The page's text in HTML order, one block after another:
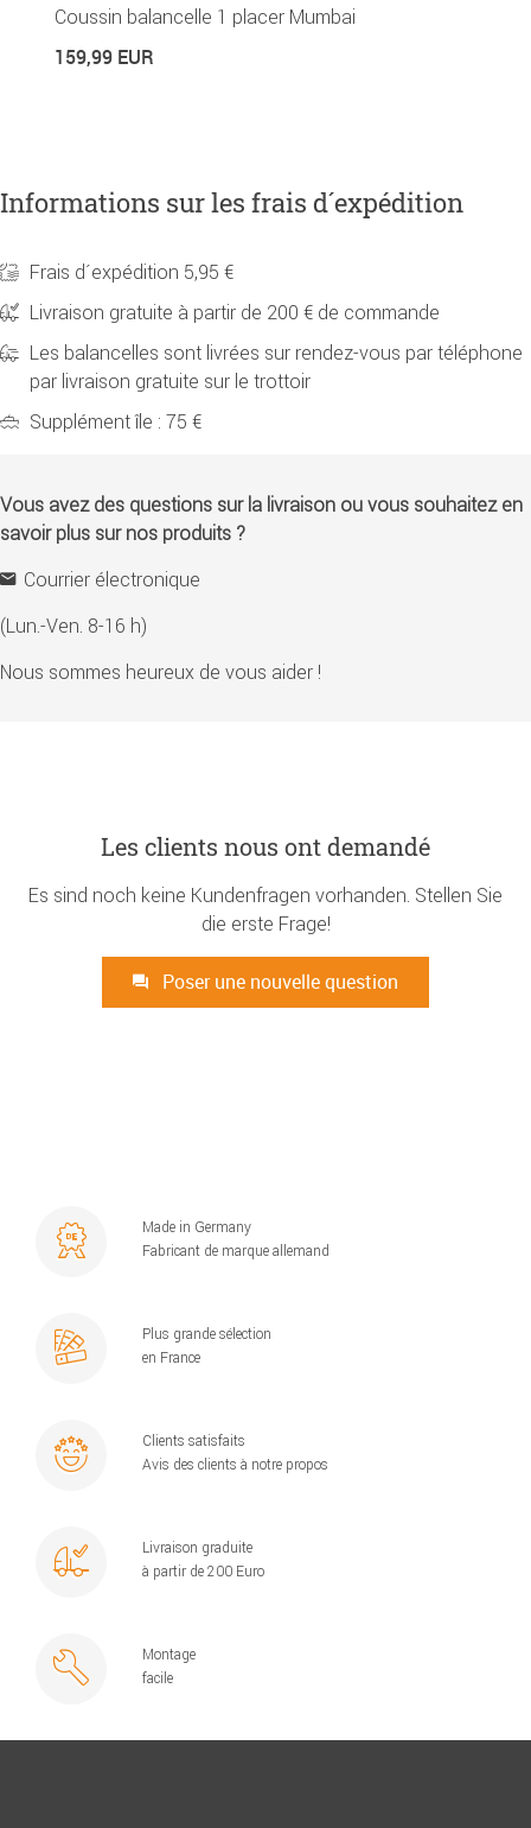
Coussin balancelle 1 placer Mumbai
159,99 EUR
Informations sur les frais d´expédition
Frais d´expédition 5,95 €
Livraison gratuite à partir de 200 € de commande
Les balancelles sont livrées sur rendez-vous par téléphone
par livraison gratuite sur le trottoir
Supplément île : 75 €
Vous avez des questions sur la livraison ou vous souhaitez en
savoir plus sur nos produits ?
Courrier électronique
(Lun.-Ven. 8-16 h)
Nous sommes heureux de vous aider !
Les clients nous ont demandé
Es sind noch keine Kundenfragen vorhanden. Stellen Sie
die erste Frage!
Poser une nouvelle question
Made in Germany
Fabricant de marque allemand
Plus grande sélection
en France
Clients satisfaits
Avis des clients à notre propos
Livraison graduite
à partir de 200 Euro
Montage
facile